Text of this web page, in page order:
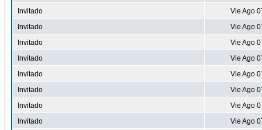
Invitado
Vie Ago
Invitado
Vie Ago
Invitado
Vie Ago
Invitado
Vie Ago
Invitado
Vie Ago
Invitado
Vie Ago
Invitado
Vie Ago
Invitado
Vie Ago